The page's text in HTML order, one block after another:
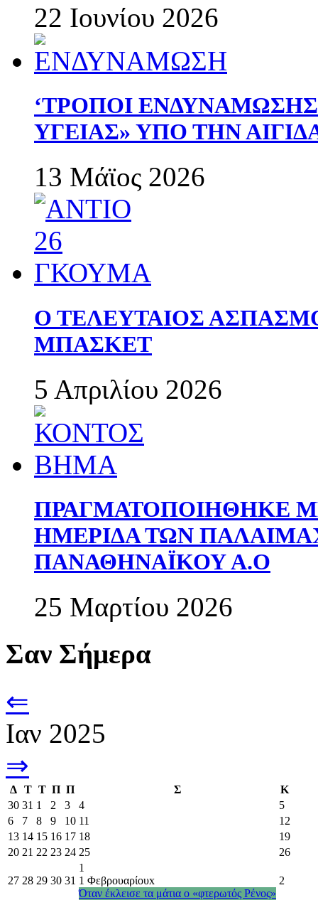
22 Ιουνίου 2026
‘ΤΡΟΠΟΙ
ΥΓΕΙΑΣ» ΥΠΟ ΤΗΝ
13 Μάϊος 2026
Ο ΤΕΛΕΥΤΑΙΟΣ
ΜΠΑΣΚΕΤ
5 Απριλίου 2026
ΠΡΑΓΜΑΤΟΠΟΙΗΘΗΚΕ
ΗΜΕΡΙΔΑ ΤΩΝ
ΠΑΝΑΘΗΝΑΪΚΟΥ Α.Ο
25 Μαρτίου 2026
Σαν Σήμερα
⇐
Ιαν 2025
⇒
Δ Τ Τ Π Π Σ
Κ
30 31 1 2 3 4
5
6
7 8 9 10 11
12
13 14 15 16 17 18
19
20 21 22 23 24 25 26
27 28 29 30 31
1
1 Φεβρουαρίουx
Όταν έκλεισε τα μάτια ο «φτερωτός Ρένος»
2